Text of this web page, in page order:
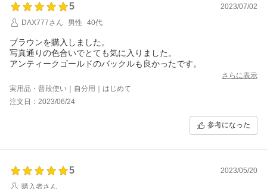
5
2023/07/02
DAX777さん
男性 40代
ブラウンを購入しました。
写真通りの色合いでとても気に入りました。
アンティークゴールドのバックルも良かったです。
さらに表示
実用品・普段使い｜自分用｜はじめて
注文日：2023/06/24
参考になった
5
2023/05/20
購入者さん